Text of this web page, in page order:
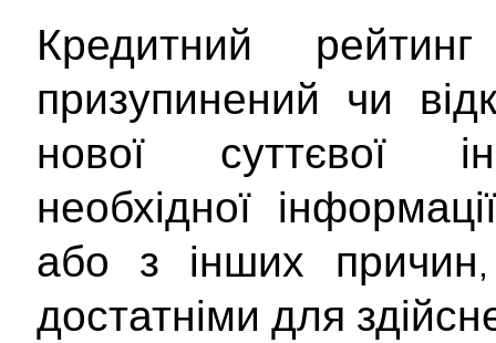
Кредитний
призупинений чи
нової суттєвої
необхідної
або з інших причин,
достатніми для